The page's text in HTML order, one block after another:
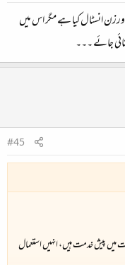
انسٹال کیا ہے مگر اس میں
جائے ۔۔۔
#45
میں پیش خدمت ہیں، انہیں استعمال